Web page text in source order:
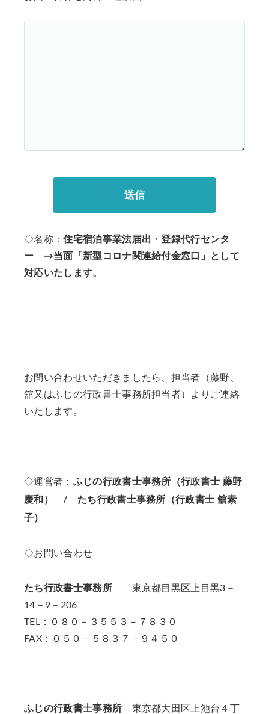
◇名称：住宅宿泊事業法届出・登録代行センタ
ー →当面「新型コロナ関連給付金窓口」として
対応いたします。
お問い合わせいただきましたら、担当者（藤野、
舘又はふじの行政書士事務所担当者）よりご連絡
いたします。
◇運営者： ふじの行政書士事務所（行政書士 藤野
慶和） / たち行政書士事務所（行政書士 舘素
子）
◇お問い合わせ
たち行政書士事務所東京都目黒区上目黒3－
14－9－206
TEL：０８０－３５５３－７８３０
FAX：０５０－５８３７－９４５０
ふじの行政書士事務所 東京都大田区上池台４丁